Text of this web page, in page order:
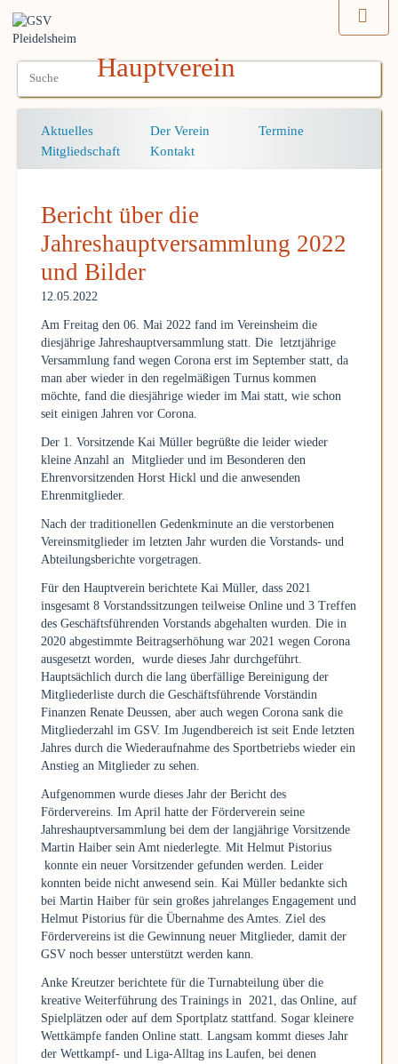
Hauptverein
Navigation
überspringen
Aktuelles Der Verein
Termine
Mitgliedschaft
Kontakt
Bericht über die
Jahreshauptversammlung 2022
und Bilder
12.05.2022
Am Freitag den 06. Mai 2022 fand im Vereinsheim die
diesjährige Jahreshauptversammlung statt. Die letztjährige
Versammlung fand wegen Corona erst im September statt, da
man aber wieder in den regelmäßigen Turnus kommen
möchte, fand die diesjährige wieder im Mai statt, wie schon
seit einigen Jahren vor Corona.
Der 1. Vorsitzende Kai Müller begrüßte die leider wieder
kleine Anzahl an Mitglieder und im Besonderen den
Ehrenvorsitzenden Horst Hickl und die anwesenden
Ehrenmitglieder.
Nach der traditionellen Gedenkminute an die verstorbenen
Vereinsmitglieder im letzten Jahr wurden die Vorstands- und
Abteilungsberichte vorgetragen.
Für den Hauptverein berichtete Kai Müller, dass 2021
insgesamt 8 Vorstandssitzungen teilweise Online und 3 Treffen
des Geschäftsführenden Vorstands abgehalten wurden. Die in
2020 abgestimmte Beitragserhöhung war 2021 wegen Corona
ausgesetzt worden, wurde dieses Jahr durchgeführt.
Hauptsächlich durch die lang überfällige Bereinigung der
Mitgliederliste durch die Geschäftsführende Vorständin
Finanzen Renate Deussen, aber auch wegen Corona sank die
Mitgliederzahl im GSV. Im Jugendbereich ist seit Ende letzten
Jahres durch die Wiederaufnahme des Sportbetriebs wieder ein
Anstieg an Mitglieder zu sehen.
Aufgenommen wurde dieses Jahr der Bericht des
Fördervereins. Im April hatte der Förderverein seine
Jahreshauptversammlung bei dem der langjährige Vorsitzende
Martin Haiber sein Amt niederlegte. Mit Helmut Pistorius
konnte ein neuer Vorsitzender gefunden werden. Leider
konnten beide nicht anwesend sein. Kai Müller bedankte sich
bei Martin Haiber für sein großes jahrelanges Engagement und
Helmut Pistorius für die Übernahme des Amtes. Ziel des
Fördervereins ist die Gewinnung neuer Mitglieder, damit der
GSV noch besser unterstützt werden kann.
Anke Kreutzer berichtete für die Turnabteilung über die
kreative Weiterführung des Trainings in 2021, das Online, auf
Spielplätzen oder auf dem Sportplatz stattfand. Sogar kleinere
Wettkämpfe fanden Online statt. Langsam kommt dieses Jahr
der Wettkampf- und Liga-Alltag ins Laufen, bei denen